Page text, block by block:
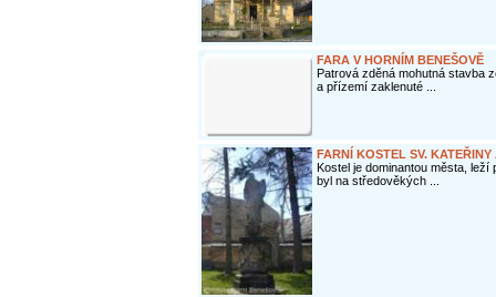
FARA V HORNÍM BENEŠOVĚ
Patrová zděná mohutná stavba
a přízemí zaklenuté ...
FARNÍ KOSTEL SV.
Kostel je dominantou města,
byl na středověkých ...